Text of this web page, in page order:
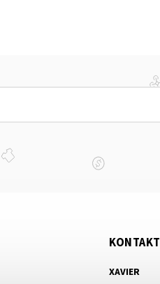
KONTAKT
XAVIER